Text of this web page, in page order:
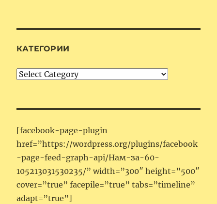
КАТЕГОРИИ
Категории
[facebook-page-plugin
href=”https://wordpress.org/plugins/facebook
-page-feed-graph-api/Нам-за-60-
105213031530235/” width=”300″ height=”500″
cover=”true” facepile=”true” tabs=”timeline”
adapt=”true”]